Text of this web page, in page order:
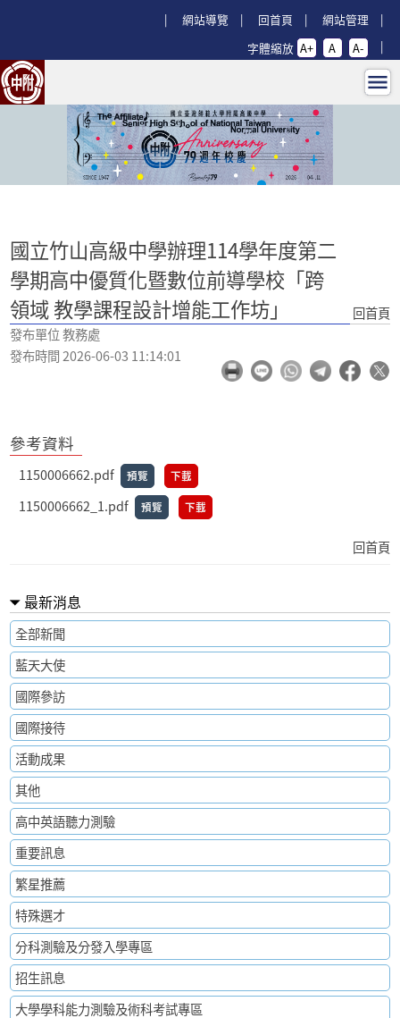
網站導覽
回首頁
網站管理
字體縮放 A+ A A-
國立竹山高級中學辦理114學年度第
:::
國立竹山高級中學辦理114學年度第二
學期高中優質化暨數位前導學校「跨
領域 教學課程設計增能工作坊」
發布單位 教務處
發布時間 2026-06-03 11:14:01
回首頁
參考資料
1150006662.pdf 預覽 下載
1150006662_1.pdf 預覽 下載
回首頁
最新消息
全部新聞
藍天大使
國際參訪
國際接待
活動成果
其他
高中英語聽力測驗
重要訊息
繁星推薦
特殊選才
分科測驗及分發入學專區
招生訊息
大學學科能力測驗及術科考試專區